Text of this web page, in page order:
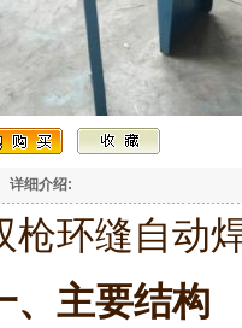
详细介绍:
枪环缝自动
、主要结构